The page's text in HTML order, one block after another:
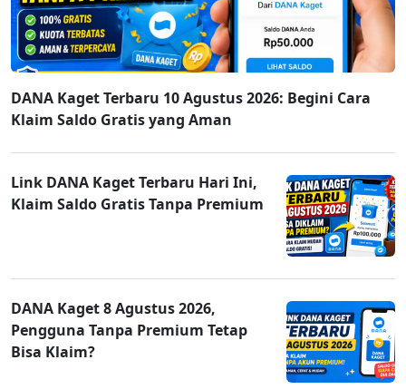
DANA Kaget Terbaru 10 Agustus 2026: Begini Cara
Klaim Saldo Gratis yang Aman
Link DANA Kaget Terbaru Hari Ini,
Klaim Saldo Gratis Tanpa Premium
DANA Kaget 8 Agustus 2026,
Pengguna Tanpa Premium Tetap
Bisa Klaim?